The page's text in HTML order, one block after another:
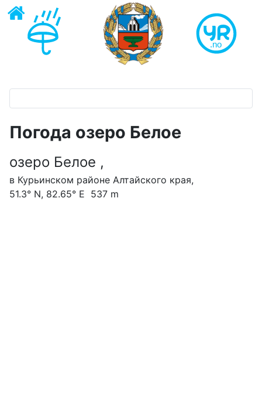
Погода озеро Белое
озеро Белое ,
в Курьинском районе Алтайского края,
51.3° N, 82.65° E 537 m